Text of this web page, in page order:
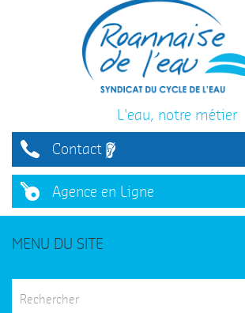
L'eau, notre métier
Contact
Agence en Ligne
MENU DU SITE
ENTRETIEN ET VIDANGE
Economisez jusqu'à 30% avec notre